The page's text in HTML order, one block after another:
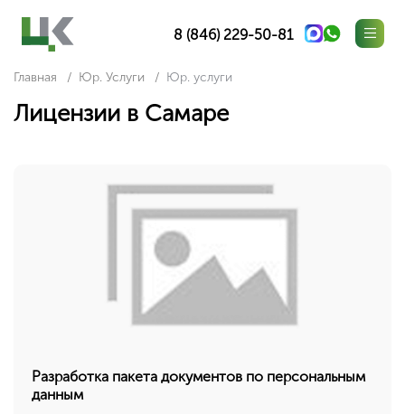
8 (846) 229-50-81
Главная Юр. Услуги Юр. услуги
Лицензии в Самаре
Разработка пакета документов по персональным
данным